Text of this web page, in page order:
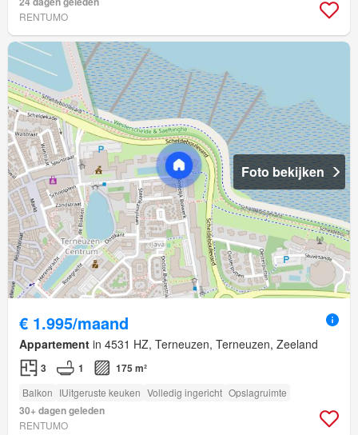
RENTUMO
Foto bekijken
€ 1.995/maand
Appartement in 4531 HZ, Terneuzen, Terneuzen, Zeeland
3 1 175 m²
Balkon IUitgeruste keuken Volledig ingericht Opslagruimte
30+ dagen geleden
RENTUMO